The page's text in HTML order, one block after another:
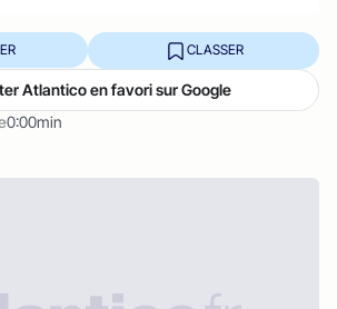
0:00min
CLASSER
Atlantico en favori sur Google